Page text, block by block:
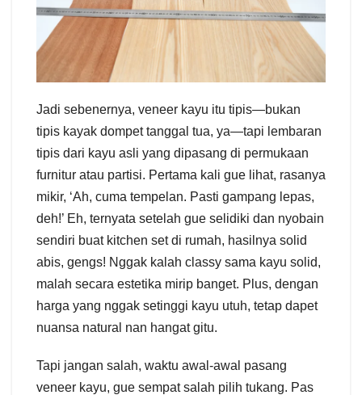
Jadi sebenernya, veneer kayu itu tipis—bukan
tipis kayak dompet tanggal tua, ya—tapi lembaran
tipis dari kayu asli yang dipasang di permukaan
furnitur atau partisi. Pertama kali gue lihat, rasanya
mikir, ‘Ah, cuma tempelan. Pasti gampang lepas,
deh!’ Eh, ternyata setelah gue selidiki dan nyobain
sendiri buat kitchen set di rumah, hasilnya solid
abis, gengs! Nggak kalah classy sama kayu solid,
malah secara estetika mirip banget. Plus, dengan
harga yang nggak setinggi kayu utuh, tetap dapet
nuansa natural nan hangat gitu.
Tapi jangan salah, waktu awal-awal pasang
veneer kayu, gue sempat salah pilih tukang. Pas